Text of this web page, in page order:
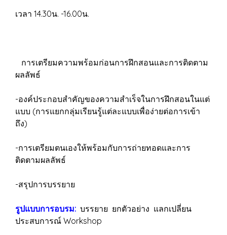
เวลา 14.30น. -16.00น.
การเตรียมความพร้อมก่อนการฝึกสอนและการติดตาม
ผลลัพธ์
-องค์ประกอบสำคัญของความสำเร็จในการฝึกสอนในแต่
แบบ (การแยกกลุ่มเรียนรู้แต่ละแบบเพื่อง่ายต่อการเข้า
ถึง)
-การเตรียมตนเองให้พร้อมกับการถ่ายทอดและการ
ติดตามผลลัพธ์
-สรุปการบรรยาย
รูปแบบการอบรม: บรรยาย ยกตัวอย่าง แลกเปลี่ยน
ประสบการณ์ Workshop